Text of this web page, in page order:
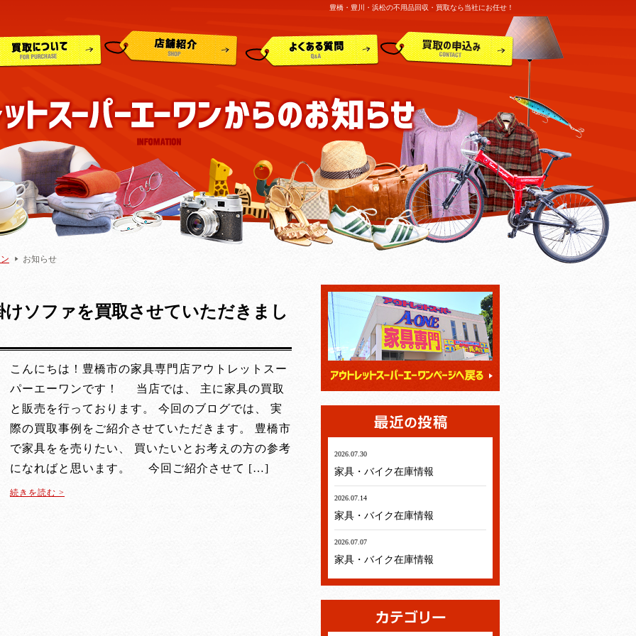
豊橋・豊川・浜松の不用品回収・買取なら当社にお任せ！
お知らせ
ソファを買取させていただきまし
こんにちは！豊橋市の家具専門店アウトレットスー
パーエーワンです！ 当店では、 主に家具の買取
と販売を行っております。 今回のブログでは、 実
際の買取事例をご紹介させていただきます。 豊橋市
で家具をを売りたい、 買いたいとお考えの方の参考
になればと思います。 今回ご紹介させて […]
続きを読む >
2026.07.30
家具・バイク在庫情報
2026.07.14
家具・バイク在庫情報
2026.07.07
家具・バイク在庫情報